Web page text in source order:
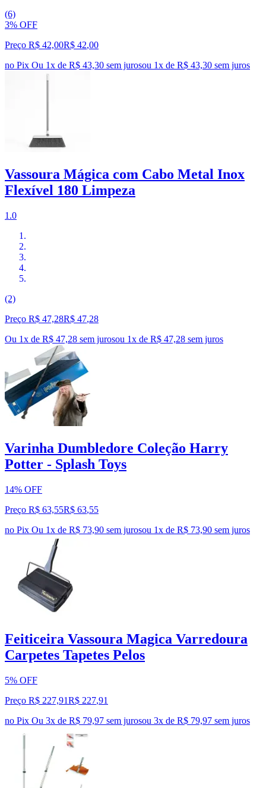
(6)
3% OFF
Preço R$ 42,00R$ 42,00
no Pix Ou 1x de R$ 43,30 sem jurosou 1x de R$ 43,30 sem juros
Vassoura Mágica com Cabo Metal Inox
Flexível 180 Limpeza
1.0
(2)
Preço R$ 47,28R$ 47,28
Ou 1x de R$ 47,28 sem jurosou 1x de R$ 47,28 sem juros
Varinha Dumbledore Coleção Harry
Potter - Splash Toys
14% OFF
Preço R$ 63,55R$ 63,55
no Pix Ou 1x de R$ 73,90 sem jurosou 1x de R$ 73,90 sem juros
Feiticeira Vassoura Magica Varredoura
Carpetes Tapetes Pelos
5% OFF
Preço R$ 227,91R$ 227,91
no Pix Ou 3x de R$ 79,97 sem jurosou 3x de R$ 79,97 sem juros